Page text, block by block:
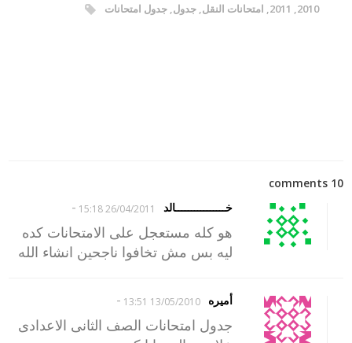
2010
2011 امتحانات النقل ,جدول ,جدول امتحانات
10 comments
خــــــــــــــــالد
26/04/2011 15:18
-
هو كله مستعجل على الامتحانات كده
ليه بس مش تخافوا ناجحين انشاء الله
أميره 13/05/2010 13:51
-
جدول امتحانات الصف الثانى الاعدادى